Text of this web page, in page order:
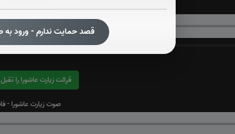
قصد حمایت ندارم - ورود به
صوت آیت الکرسی
قرائت زیارت عاشورا را تقبل میکنم
صوت زیارت عاشورا -